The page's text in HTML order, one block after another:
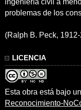
problemas de los
(Ralph B. Peck,
LICENCIA
Esta obra está bajo
Reconocimiento-